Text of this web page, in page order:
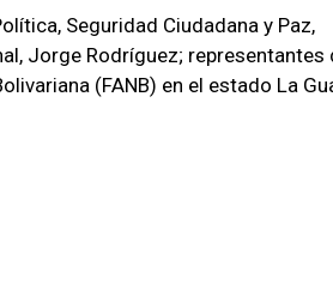
Seguridad Ciudadana y Paz,
Jorge Rodríguez; representantes
(FANB) en el estado La